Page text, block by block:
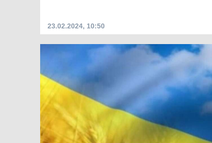
23.02.2024, 10:50